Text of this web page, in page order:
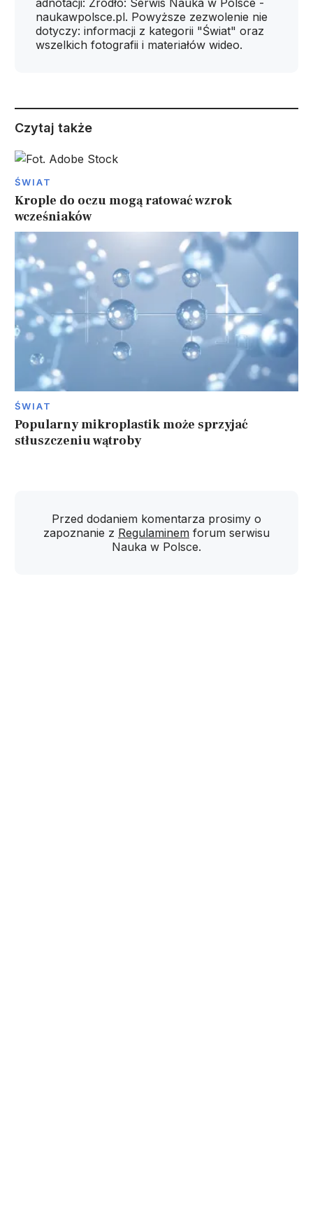
adnotacji: Źródło: Serwis Nauka w Polsce -
naukawpolsce.pl. Powyższe zezwolenie nie
dotyczy: informacji z kategorii "Świat" oraz
wszelkich fotografii i materiałów wideo.
Czytaj także
ŚWIAT
Krople do oczu mogą ratować wzrok
wcześniaków
ŚWIAT
Popularny mikroplastik może sprzyjać
stłuszczeniu wątroby
Przed dodaniem komentarza prosimy o
zapoznanie z Regulaminem forum serwisu
Nauka w Polsce.